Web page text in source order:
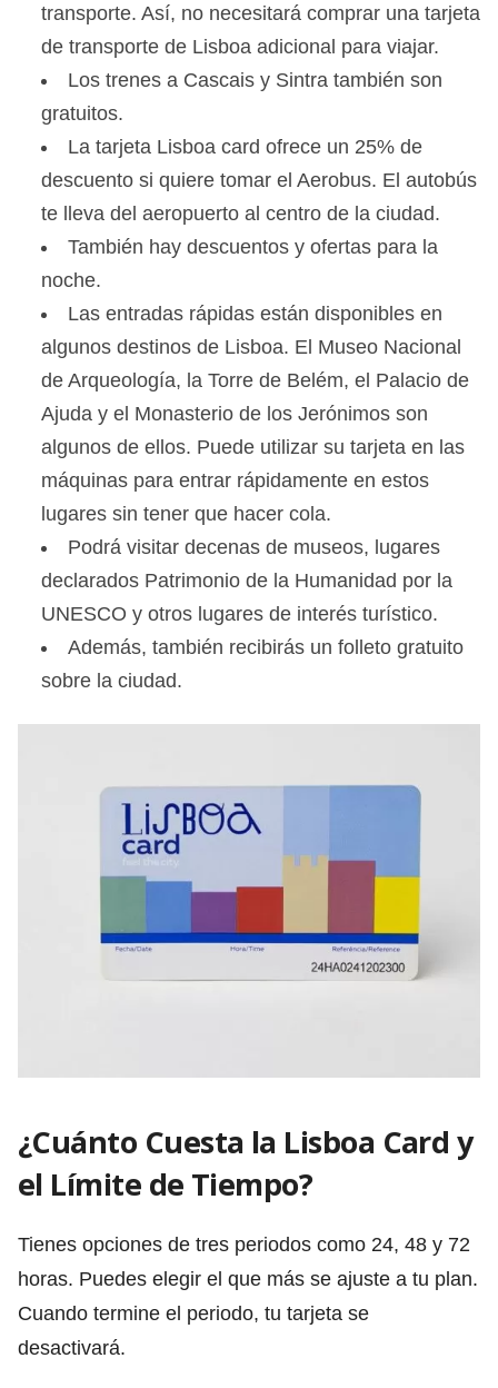
transporte. Así, no necesitará comprar una tarjeta
de transporte de Lisboa adicional para viajar.
Los trenes a Cascais y Sintra también son
gratuitos.
La tarjeta Lisboa card ofrece un 25% de
descuento si quiere tomar el Aerobus. El autobús
te lleva del aeropuerto al centro de la ciudad.
También hay descuentos y ofertas para la
noche.
Las entradas rápidas están disponibles en
algunos destinos de Lisboa. El Museo Nacional
de Arqueología, la Torre de Belém, el Palacio de
Ajuda y el Monasterio de los Jerónimos son
algunos de ellos. Puede utilizar su tarjeta en las
máquinas para entrar rápidamente en estos
lugares sin tener que hacer cola.
Podrá visitar decenas de museos, lugares
declarados Patrimonio de la Humanidad por la
UNESCO y otros lugares de interés turístico.
Además, también recibirás un folleto gratuito
sobre la ciudad.
¿Cuánto Cuesta la Lisboa Card y
el Límite de Tiempo?
Tienes opciones de tres periodos como 24, 48 y 72
horas. Puedes elegir el que más se ajuste a tu plan.
Cuando termine el periodo, tu tarjeta se
desactivará.